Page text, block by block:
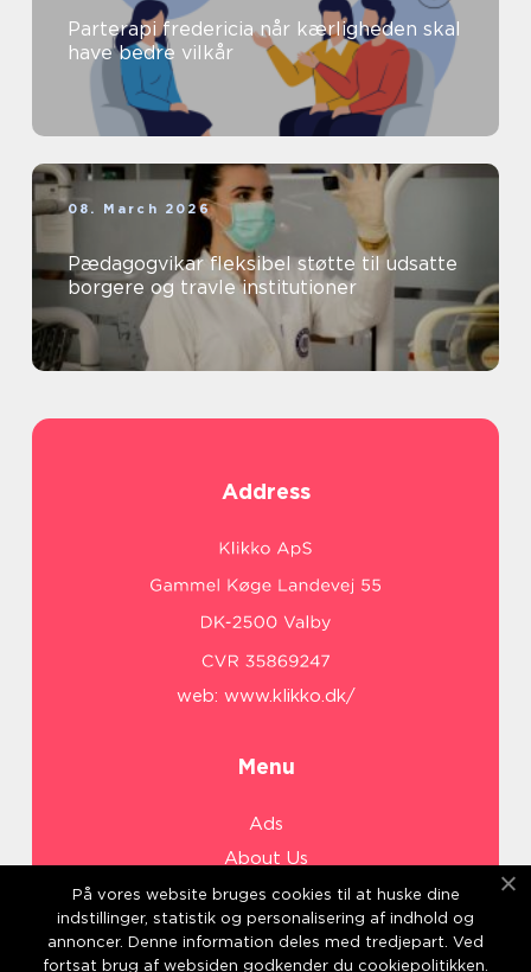
Parterapi fredericia når kærligheden skal
have bedre vilkår
08. March 2026
Pædagogvikar fleksibel støtte til udsatte
borgere og travle institutioner
Address
web: www.klikko.dk/
Menu
Ads
About Us
Cookies
Contact
Sitemap
På vores website bruges cookies til at huske dine
indstillinger, statistik og personalisering af indhold og
annoncer. Denne information deles med tredjepart. Ved
fortsat brug af websiden godkender du cookiepolitikken.